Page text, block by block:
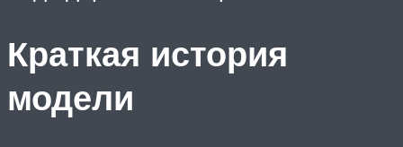
Краткая история
модели